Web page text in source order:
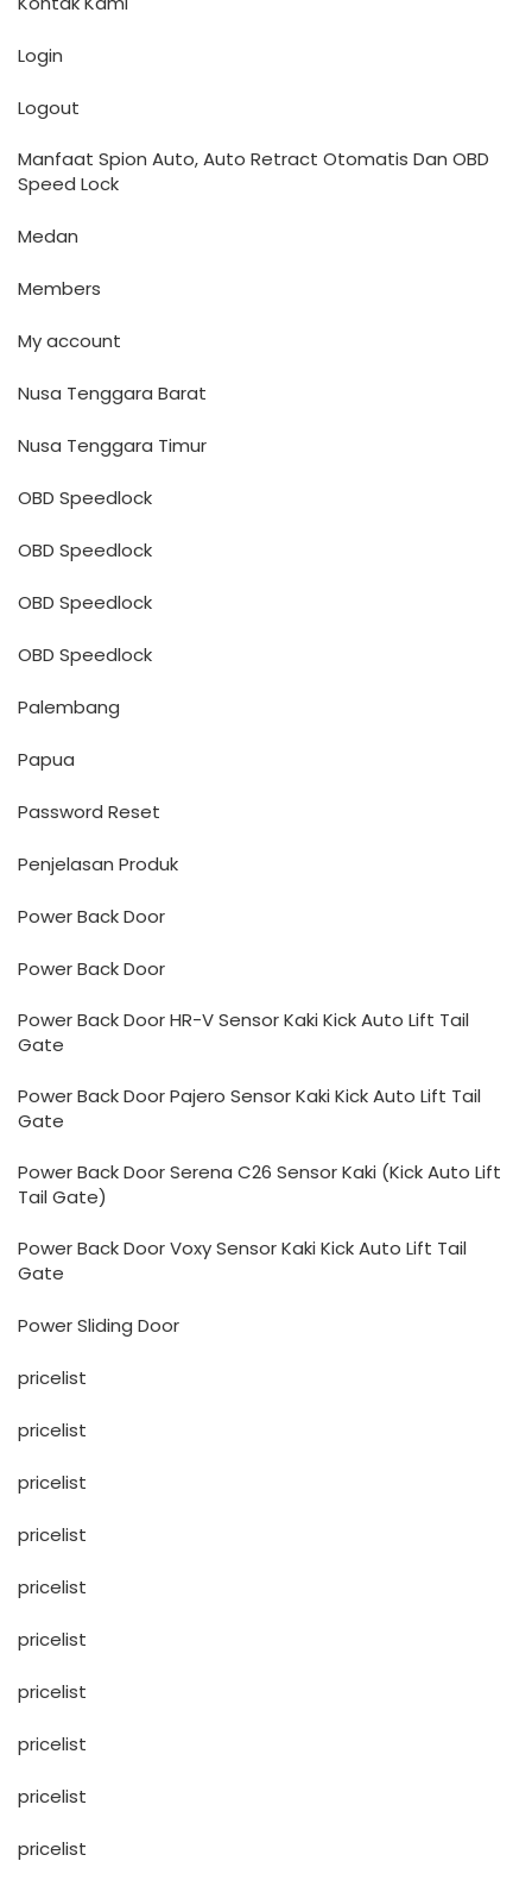
Login
Logout
Manfaat Spion Auto, Auto Retract Otomatis Dan OBD
Speed Lock
Medan
Members
My account
Nusa Tenggara Barat
Nusa Tenggara Timur
OBD Speedlock
OBD Speedlock
OBD Speedlock
OBD Speedlock
Palembang
Papua
Password Reset
Penjelasan Produk
Power Back Door
Power Back Door
Power Back Door HR-V Sensor Kaki Kick Auto Lift Tail
Gate
Power Back Door Pajero Sensor Kaki Kick Auto Lift Tail
Gate
Power Back Door Serena C26 Sensor Kaki (Kick Auto Lift
Tail Gate)
Power Back Door Voxy Sensor Kaki Kick Auto Lift Tail
Gate
Power Sliding Door
pricelist
pricelist
pricelist
pricelist
pricelist
pricelist
pricelist
pricelist
pricelist
pricelist